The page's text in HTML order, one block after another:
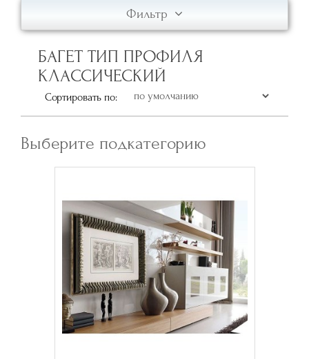
Фильтр
БАГЕТ ТИП ПРОФИЛЯ
КЛАССИЧЕСКИЙ
Сортировать по:
Выберите подкатегорию